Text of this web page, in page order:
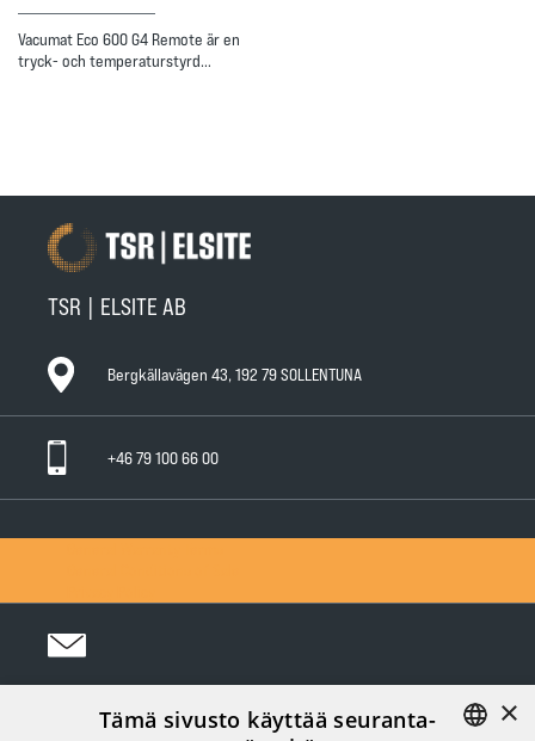
Vacumat Eco 600 G4 Remote är en
tryck- och temperaturstyrd…
TSR | ELSITE AB
Bergkällavägen 43, 192 79 SOLLENTUNA
+46 79 100 66 00
×
Tämä sivusto käyttää seuranta-